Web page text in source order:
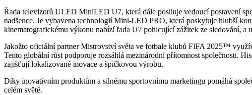
Řada televizorů ULED MiniLED U7, která dále posiluje vedoucí postavení
nadšence. Je vybavena technologií Mini-LED PRO, která poskytuje hlubší
kinematografickému výkonu nabízí řada U7 pohlcující zážitek ze sledování, a
Jakožto oficiální partner Mistrovství světa ve fotbale klubů FIFA 2025™
Tento globální růst podporuje rozsáhlá mezinárodní přítomnost společnosti.
zajišťují lokalizované inovace a špičkovou výrobu.
Díky inovativním produktům a silnému sportovnímu marketingu pomáhá
celém světě.